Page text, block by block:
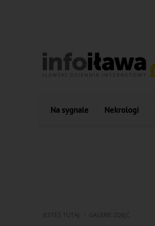
Na sygnale Nekrologi
JESTEŚ TUTAJ GALERIE ZDJĘĆ